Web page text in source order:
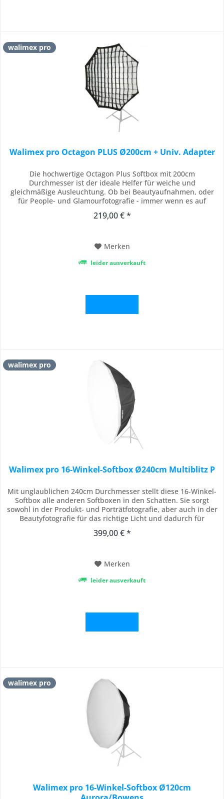
walimex pro
Walimex pro Octagon PLUS Ø200cm + Univ. Adapter
Die hochwertige Octagon Plus Softbox mit 200cm
Durchmesser ist der ideale Helfer für weiche und
gleichmäßige Ausleuchtung. Ob bei Beautyaufnahmen, oder
für People- und Glamourfotografie - immer wenn es auf
das richtige Werkzeug. Sie ist dank ihrer innovativen Technik
219,00 € *
Merken
leider ausverkauft
walimex pro
Walimex pro 16-Winkel-Softbox Ø240cm Multiblitz P
Mit unglaublichen 240cm Durchmesser stellt diese 16-Winkel-
Softbox alle anderen Softboxen in den Schatten. Sie sorgt
sowohl in der Produkt- und Porträtfotografie, aber auch in der
Beautyfotografie für das richtige Licht und dadurch für
Riesensoftbox als Einlichtlösung, denn durch die Größe wird
399,00 € *
Merken
leider ausverkauft
walimex pro
Walimex pro 16-Winkel-Softbox Ø120cm